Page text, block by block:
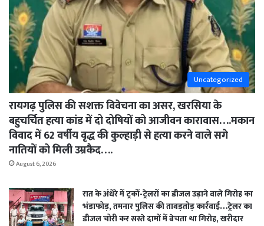
Uncategorized
रायगढ़ पुलिस की सशक्त विवेचना का असर, खरसिया के
बहुचर्चित हत्या कांड में दो दोषियों को आजीवन कारावास….मकान
विवाद में 62 वर्षीय वृद्ध की कुल्हाड़ी से हत्या करने वाले सगे
नातियों को मिली उम्रकैद….
August 6, 2026
रात के अंधेरे में ट्रकों-ट्रेलरों का डीजल उड़ाने वाले गिरोह का
भंडाफोड़, तमनार पुलिस की ताबड़तोड़ कार्रवाई…ट्रेलर का
डीजल चोरी कर सस्ते दामों में बेचता था गिरोह, खरीदार